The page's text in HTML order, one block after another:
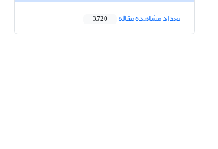
تعداد مشاهده مقاله 3,720